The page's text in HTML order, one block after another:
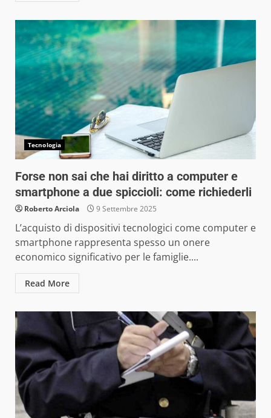
Tecnologia
Forse non sai che hai diritto a computer e
smartphone a due spiccioli: come richiederli
Roberto Arciola 9 Settembre 2025
L’acquisto di dispositivi tecnologici come computer e
smartphone rappresenta spesso un onere
economico significativo per le famiglie....
Read More